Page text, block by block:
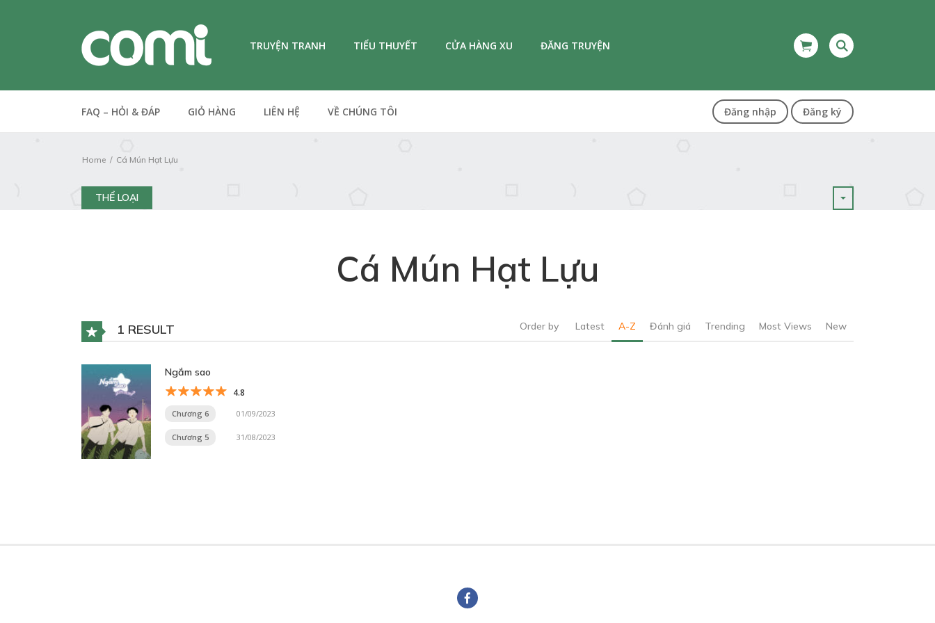
TRUYỆN TRANH TIỂU THUYẾT CỬA HÀNG XU ĐĂNG TRUYỆN
FAQ – HỎI & ĐÁP GIỎ HÀNG LIÊN HỆ VỀ CHÚNG TÔI Đăng nhập Đăng ký
Home Cá Mún Hạt Lựu
THỂ LOẠI
Cá Mún Hạt Lựu
1 RESULT Order by Latest A-Z Đánh giá Trending Most Views New
Ngắm sao
4.8
Chương 6 01/09/2023
Chương 5 31/08/2023